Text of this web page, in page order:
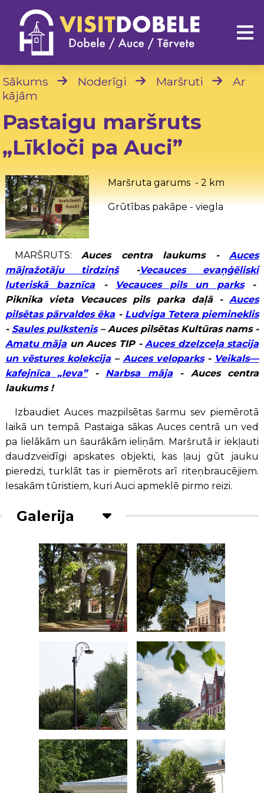
Sākums Noderīgi Maršruti
Ar
kājām
Pastaigu maršruts
„Līkloči pa Auci”
Maršruta garums - 2 km
Grūtības pakāpe - viegla
MARŠRUTS: Auces centra laukums -Auces
mājražotāju tirdziņš-Vecauces evaņģēliski
luteriskā baznīca- Vecauces pils un parks-
Piknika vieta Vecauces pils parka daļā -Auces
pilsētas pārvaldes ēka- Ludviga Tetera piemineklis
- Saules pulkstenis– Auces pilsētas Kultūras nams -
Amatu mājaun Auces TIP -Auces dzelzceļa stacija
un vēstures kolekcija– Auces veloparks- Veikals—
kafejnīca „Ieva”- Narbsa māja- Auces centra
laukums !
Izbaudiet Auces mazpilsētas šarmu sev piemērotā
laikā un tempā. Pastaiga sākas Auces centrā un ved
pa lielākām un šaurākām ieliņām. Maršrutā ir iekļauti
daudzveidīgi apskates objekti, kas ļauj gūt jauku
pieredzi, turklāt tas ir piemērots arī riteņbraucējiem.
Iesakām tūristiem, kuri Auci apmeklē pirmo reizi.
Galerija